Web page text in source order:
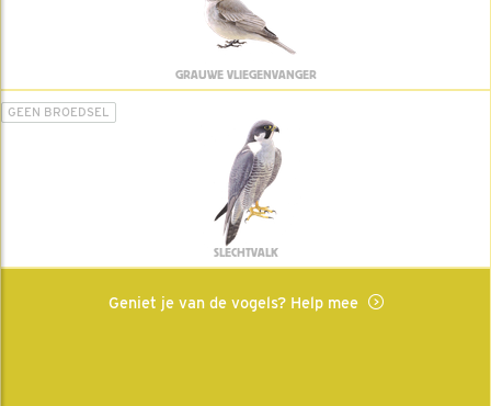
GRAUWE VLIEGENVANGER
GEEN BROEDSEL
SLECHTVALK
Geniet je van de vogels? Help mee